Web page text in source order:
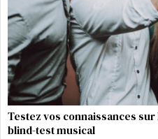
Testez vos connaissances
blind-test musical